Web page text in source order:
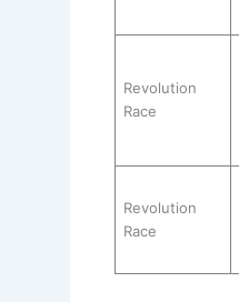
Revolution
Race
Revolution
Race